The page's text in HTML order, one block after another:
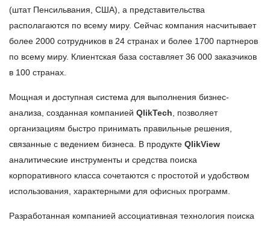
(штат Пенсильвания, США), а представительства
располагаются по всему миру. Сейчас компания насчитывает
более 2000 сотрудников в 24 странах и более 1700 партнеров
по всему миру. Клиентская база составляет 36 000 заказчиков
в 100 странах.
Мощная и доступная система для выполнения бизнес-
анализа, созданная компанией QlikTech , позволяет
организациям быстро принимать правильные решения,
связанные с ведением бизнеса. В продукте QlikView
аналитические инструменты и средства поиска
корпоративного класса сочетаются с простотой и удобством
использования, характерными для офисных программ.
Разработанная компанией ассоциативная технология поиска